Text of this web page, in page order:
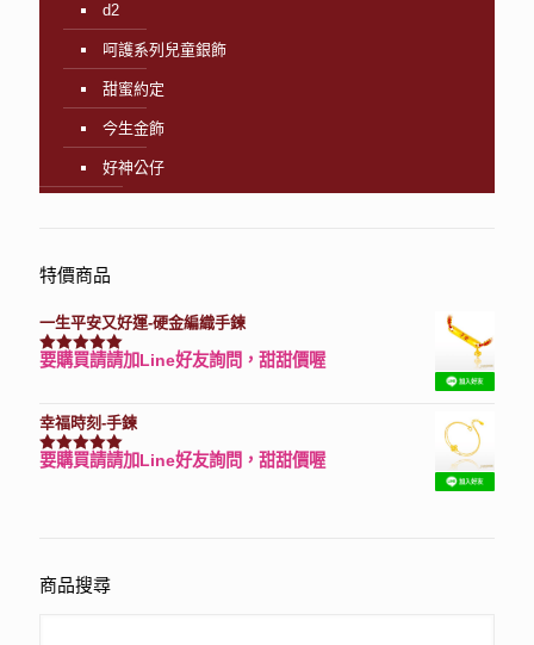
d2
呵護系列兒童銀飾
甜蜜約定
今生金飾
好神公仔
特價商品
一生平安又好運-硬金編織手鍊
評分7740滿分 5
要購買請請加Line好友詢問，甜甜價喔
幸福時刻-手鍊
評分3150滿分 5
要購買請請加Line好友詢問，甜甜價喔
商品搜尋